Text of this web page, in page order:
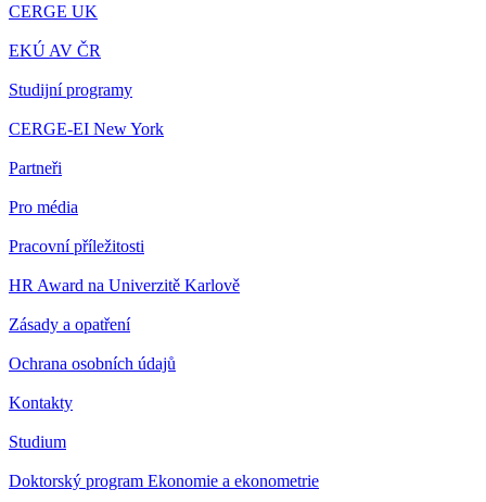
CERGE UK
EKÚ AV ČR
Studijní programy
CERGE-EI New York
Partneři
Pro média
Pracovní příležitosti
HR Award na Univerzitě Karlově
Zásady a opatření
Ochrana osobních údajů
Kontakty
Studium
Doktorský program Ekonomie a ekonometrie